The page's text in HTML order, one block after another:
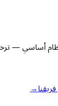
أساسي —
→